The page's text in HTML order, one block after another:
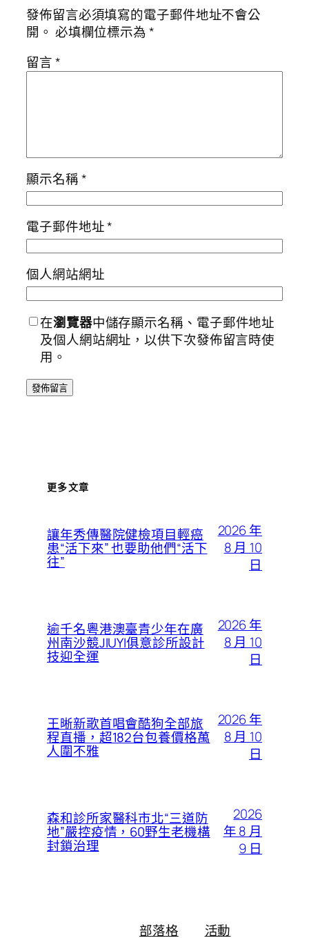
發佈留言必須填寫的電子郵件地址不會公
開。 必填欄位標示為*
留言*
顯示名稱*
電子郵件地址*
個人網站網址
在瀏覽器中儲存顯示名稱、電子郵件地址
及個人網站網址，以供下次發佈留言時使
用。
更多文章
讓年秀傳醫院健檢項目輕癌
患“活下來” 也要助他們“活下
往”
2026 年
8 月 10
日
逾千名粵港澳臺青少年在廣
州南沙競JIUYI俱意診所設計
技迎全運
2026 年
8 月 10
日
王晰新歌首唱會酷狗全部旅
程直播，超182台包養價格萬
人圍不雅
2026 年
8 月 10
日
森和診所家醫科市北“三道防
地”嚴控疫情，60野生老機構
封鎖治理
2026
年 8 月
9 日
部落格 活動